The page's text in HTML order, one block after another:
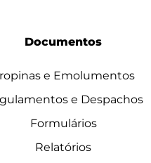
Documentos
e Emolumentos
e Despachos
Formulários
Relatórios